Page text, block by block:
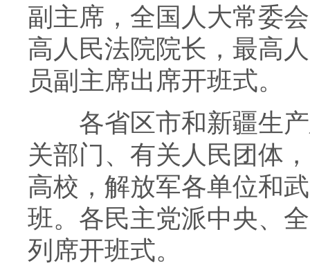
副主席，全国人大常委
高人民法院院长，最高
员副主席出席开班式。
各省区市和新疆生产
关部门、有关人民团体
高校，解放军各单位和
班。各民主党派中央、
列席开班式。